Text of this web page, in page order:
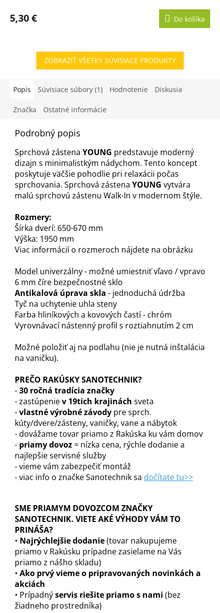
5,30 € Do košíka
ZOBRAZIŤ VŠETKY SÚVISIACE PRODUKTY
Popis Súvisiace súbory (1) Hodnotenie Diskusia
Značka Ostatné informácie
Podrobný popis
Sprchová zástena YOUNG predstavuje moderný
dizajn s minimalistkým nádychom. Tento koncept
poskytuje väčšie pohodlie pri relaxácii počas
sprchovania. Sprchová zástena YOUNG vytvára
malú sprchovú zástenu Walk-In v modernom štýle.
Rozmery:
Šírka dverí: 650-670 mm
Výška: 1950 mm
Viac informácií o rozmeroch nájdete na obrázku
Model univerzálny - možné umiestniť vľavo / vpravo
6 mm číre bezpečnostné sklo
Antikalová úprava skla - jednoduchá údržba
Tyč na uchytenie uhla steny
Farba hliníkových a kovových častí - chróm
Vyrovnávací nástenný profil s roztiahnutím 2 cm
Možné položiť aj na podlahu (nie je nutná inštalácia
na vaničku).
PREČO RAKÚSKY SANOTECHNIK?
-30 ročná tradícia značky
- zastúpeniev 19tich krajinách sveta
-vlastné výrobné závody pre sprch.
kúty/dvere/zásteny, vaničky, vane a nábytok
- dovážame tovar priamo z Rakúska ku vám domov
- priamy dovoz= nízka cena, rýchle dodanie a
najlepšie servisné služby
- vieme vám zabezpečiť montáž
- viac info o značke Sanotechnik sa dočítate tu>>
SME PRIAMYM DOVOZCOM ZNAČKY
SANOTECHNIK. VIETE AKÉ VÝHODY VÁM TO
PRINÁŠA?
• Najrýchlejšie dodanie(tovar nakupujeme
priamo v Rakúsku prípadne zasielame na Vás
priamo z nášho skladu)
• Ako prvý vieme o pripravovaných novinkách a
akciách
• Prípadnýservis riešite priamo s nami (bez
žiadneho prostredníka)